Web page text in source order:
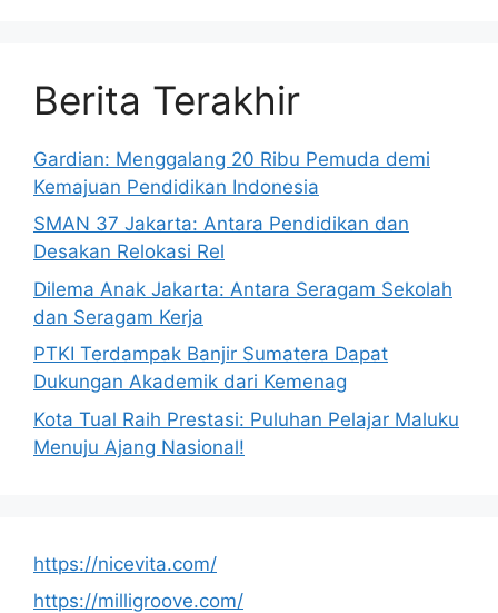
Berita Terakhir
Gardian: Menggalang 20 Ribu Pemuda demi
Kemajuan Pendidikan Indonesia
SMAN 37 Jakarta: Antara Pendidikan dan
Desakan Relokasi Rel
Dilema Anak Jakarta: Antara Seragam Sekolah
dan Seragam Kerja
PTKI Terdampak Banjir Sumatera Dapat
Dukungan Akademik dari Kemenag
Kota Tual Raih Prestasi: Puluhan Pelajar Maluku
Menuju Ajang Nasional!
https://nicevita.com/
https://milligroove.com/